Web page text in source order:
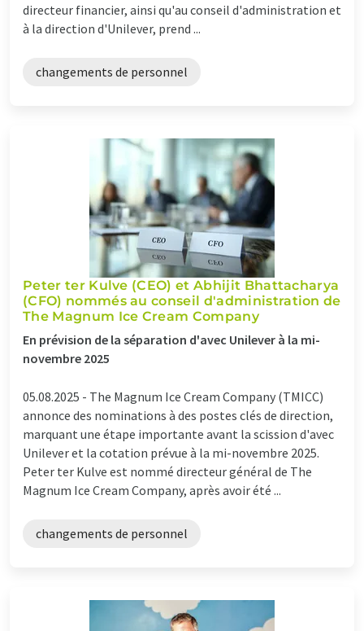
directeur financier, ainsi qu'au conseil d'administration et
à la direction d'Unilever, prend ...
changements de personnel
Peter ter Kulve (CEO) et Abhijit Bhattacharya
(CFO) nommés au conseil d'administration de
The Magnum Ice Cream Company
En prévision de la séparation d'avec Unilever à la mi-
novembre 2025
05.08.2025 - The Magnum Ice Cream Company (TMICC)
annonce des nominations à des postes clés de direction,
marquant une étape importante avant la scission d'avec
Unilever et la cotation prévue à la mi-novembre 2025.
Peter ter Kulve est nommé directeur général de The
Magnum Ice Cream Company, après avoir été ...
changements de personnel